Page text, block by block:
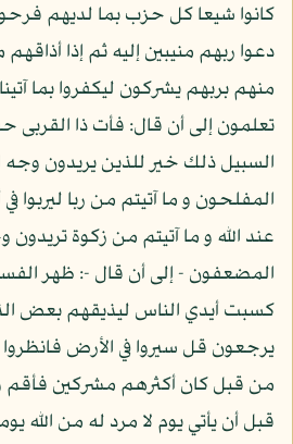
كانوا شيعا كل حزب بما لديهم
دعوا ربهم منيبين إليه ثم إذا
منهم بربهم يشركون ليكفروا بما
تعلمون إلى أن قال: فأت ذا القربى
السبيل ذلك خير للذين يريدون وجه
المفلحون و ما آتيتم من ربا ليربوا
عند الله و ما آتيتم من زكوة
المضعفون - إلى أن قال -: ظهر
كسبت أيدي الناس ليذيقهم بعض
يرجعون قل سيروا في الأرض
من قبل كان أكثرهم مشركين
قبل أن يأتي يوم لا مرد له من الله